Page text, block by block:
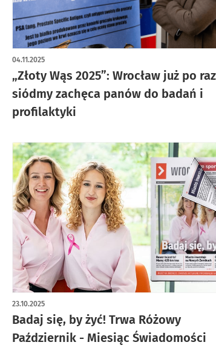
„Złoty Wąs 2025”: Wrocław już po raz
siódmy zachęca panów do badań i
profilaktyki
04.11.2025
artykuł z galerią zdjęć
Badaj się, by żyć! Trwa Różowy
Październik - Miesiąc Świadomości
23.10.2025